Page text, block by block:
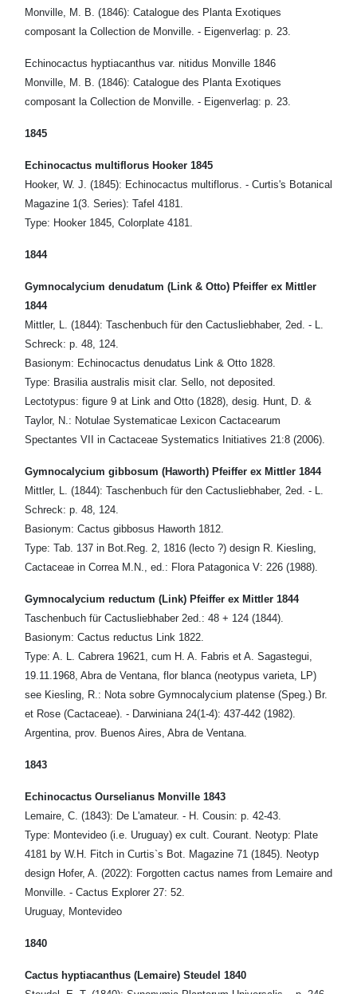
Monville, M. B. (1846): Catalogue des Planta Exotiques
composant la Collection de Monville. - Eigenverlag: p. 23.
Echinocactus hyptiacanthus var. nitidus Monville 1846
Monville, M. B. (1846): Catalogue des Planta Exotiques
composant la Collection de Monville. - Eigenverlag: p. 23.
1845
Echinocactus multiflorus Hooker 1845
Hooker, W. J. (1845): Echinocactus multiflorus. - Curtis's Botanical
Magazine 1(3. Series): Tafel 4181.
Type: Hooker 1845, Colorplate 4181.
1844
Gymnocalycium denudatum (Link & Otto) Pfeiffer ex Mittler
1844
Mittler, L. (1844): Taschenbuch für den Cactusliebhaber, 2ed. - L.
Schreck: p. 48, 124.
Basionym: Echinocactus denudatus Link & Otto 1828.
Type: Brasilia australis misit clar. Sello, not deposited.
Lectotypus: figure 9 at Link and Otto (1828), desig. Hunt, D. &
Taylor, N.: Notulae Systematicae Lexicon Cactacearum
Spectantes VII in Cactaceae Systematics Initiatives 21:8 (2006).
Gymnocalycium gibbosum (Haworth) Pfeiffer ex Mittler 1844
Mittler, L. (1844): Taschenbuch für den Cactusliebhaber, 2ed. - L.
Schreck: p. 48, 124.
Basionym: Cactus gibbosus Haworth 1812.
Type: Tab. 137 in Bot.Reg. 2, 1816 (lecto ?) design R. Kiesling,
Cactaceae in Correa M.N., ed.: Flora Patagonica V: 226 (1988).
Gymnocalycium reductum (Link) Pfeiffer ex Mittler 1844
Taschenbuch für Cactusliebhaber 2ed.: 48 + 124 (1844).
Basionym: Cactus reductus Link 1822.
Type: A. L. Cabrera 19621, cum H. A. Fabris et A. Sagastegui,
19.11.1968, Abra de Ventana, flor blanca (neotypus varieta, LP)
see Kiesling, R.: Nota sobre Gymnocalycium platense (Speg.) Br.
et Rose (Cactaceae). - Darwiniana 24(1-4): 437-442 (1982).
Argentina, prov. Buenos Aires, Abra de Ventana.
1843
Echinocactus Ourselianus Monville 1843
Lemaire, C. (1843): De L'amateur. - H. Cousin: p. 42-43.
Type: Montevideo (i.e. Uruguay) ex cult. Courant. Neotyp: Plate
4181 by W.H. Fitch in Curtis`s Bot. Magazine 71 (1845). Neotyp
design Hofer, A. (2022): Forgotten cactus names from Lemaire and
Monville. - Cactus Explorer 27: 52.
Uruguay, Montevideo
1840
Cactus hyptiacanthus (Lemaire) Steudel 1840